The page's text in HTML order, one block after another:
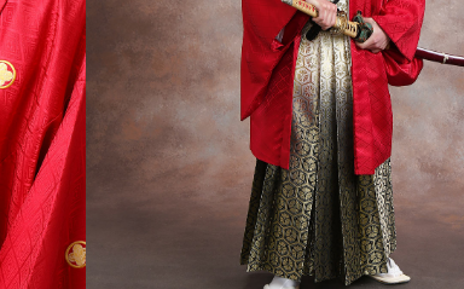
さい
お客様ご準備品
・下着（U首かV首 襟元の開いたT
・スパッツ（ズボン下）
・補正用フェイスタオル3枚（使い
着付当日はへアセット、髭剃りを